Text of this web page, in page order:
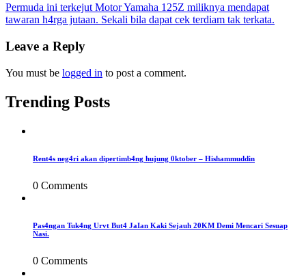
Post
navigation
Permuda ini terkejut Motor Yamaha 125Z miliknya mendapat
tawaran h4rga jutaan. Sekali bila dapat cek terdiam tak terkata.
Leave a Reply
You must be logged in to post a comment.
Trending Posts
Rent4s neg4ri akan dipertimb4ng hujung 0ktober – Hishammuddin
0 Comments
Pas4ngan Tuk4ng Urvt But4 JaIan Kaki Sejauh 20KM Demi Mencari Sesuap
Nasi.
0 Comments